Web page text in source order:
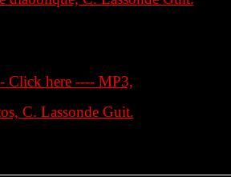
Click here ---- MP3,
C. Lassonde Guit.